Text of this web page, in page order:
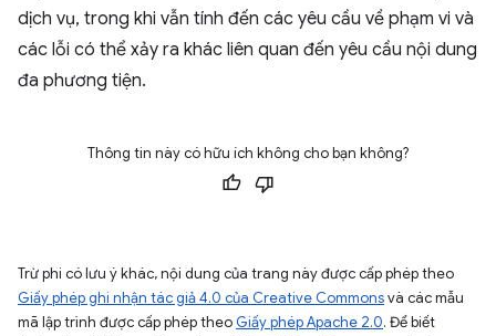
dịch vụ, trong khi vẫn tính đến các yêu cầu về phạm vi và
các lỗi có thể xảy ra khác liên quan đến yêu cầu nội dung
đa phương tiện.
Thông tin này có hữu ích không cho bạn không?
Trừ phi có lưu ý khác, nội dung của trang này được cấp phép theo
Giấy phép ghi nhận tác giả 4.0 của Creative Commonsvà các mẫu
mã lập trình được cấp phép theo Giấy phép Apache 2.0. Để biết